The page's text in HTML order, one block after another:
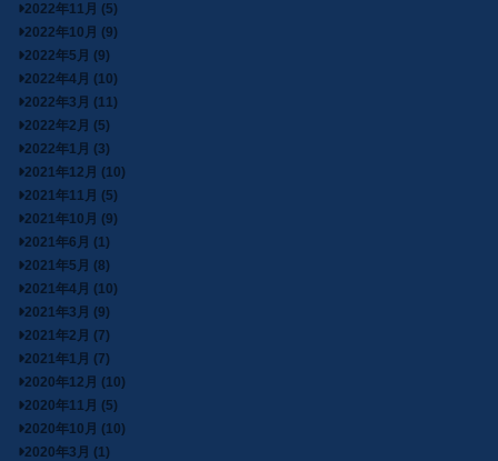
2022年11月 (5)
2022年10月 (9)
2022年5月 (9)
2022年4月 (10)
2022年3月 (11)
2022年2月 (5)
2022年1月 (3)
2021年12月 (10)
2021年11月 (5)
2021年10月 (9)
2021年6月 (1)
2021年5月 (8)
2021年4月 (10)
2021年3月 (9)
2021年2月 (7)
2021年1月 (7)
2020年12月 (10)
2020年11月 (5)
2020年10月 (10)
2020年3月 (1)